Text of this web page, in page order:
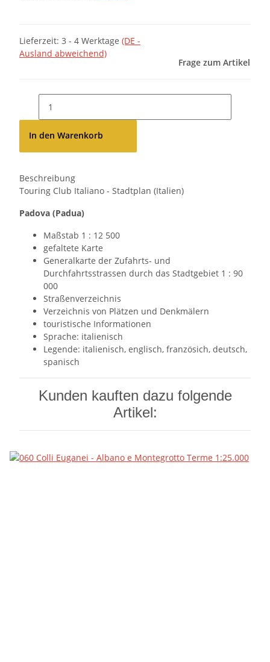
Lieferzeit: 3 - 4 Werktage (DE -
Ausland abweichend)
Frage zum Artikel
In den Warenkorb
Beschreibung
Touring Club Italiano - Stadtplan (Italien)
Padova (Padua)
Maßstab 1 : 12 500
gefaltete Karte
Generalkarte der Zufahrts- und
Durchfahrtsstrassen durch das Stadtgebiet 1 : 90
000
Straßenverzeichnis
Verzeichnis von Plätzen und Denkmälern
touristische Informationen
Sprache: italienisch
Legende: italienisch, englisch, französich, deutsch,
spanisch
Kunden kauften dazu folgende
Artikel: